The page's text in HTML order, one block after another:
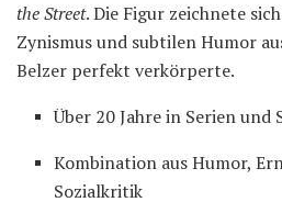
the Street. Die Figur zeichnete
Zynismus und subtilen Humor
Belzer perfekt verkörperte.
Über 20 Jahre in Serien und
Kombination aus Humor,
Sozialkritik